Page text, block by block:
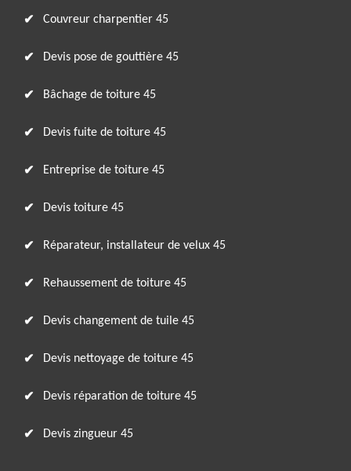
Couvreur charpentier 45
Devis pose de gouttière 45
Bâchage de toiture 45
Devis fuite de toiture 45
Entreprise de toiture 45
Devis toiture 45
Réparateur, installateur de velux 45
Rehaussement de toiture 45
Devis changement de tuile 45
Devis nettoyage de toiture 45
Devis réparation de toiture 45
Devis zingueur 45